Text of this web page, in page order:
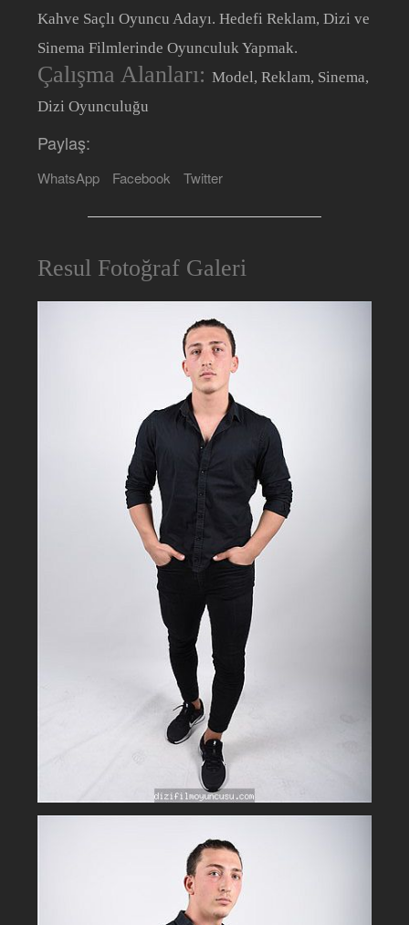
Kahve Saçlı Oyuncu Adayı. Hedefi Reklam, Dizi ve
Sinema Filmlerinde Oyunculuk Yapmak.
Çalışma Alanları:Model, Reklam, Sinema,
Dizi Oyunculuğu
Paylaş:
WhatsApp Facebook Twitter
Resul Fotoğraf Galeri